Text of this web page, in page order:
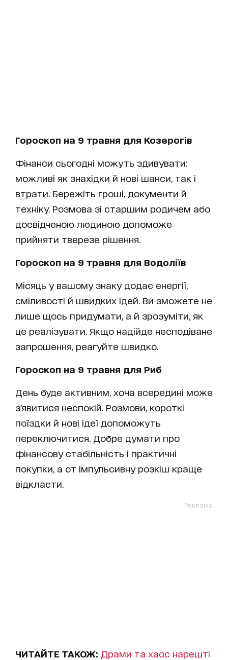
Гороскоп на 9 травня для Козерогів
Фінанси сьогодні можуть здивувати:
можливі як знахідки й нові шанси, так і
втрати. Бережіть гроші, документи й
техніку. Розмова зі старшим родичем або
досвідченою людиною допоможе
прийняти тверезе рішення.
Гороскоп на 9 травня для Водоліїв
Місяць у вашому знаку додає енергії,
сміливості й швидких ідей. Ви зможете не
лише щось придумати, а й зрозуміти, як
це реалізувати. Якщо надійде несподіване
запрошення, реагуйте швидко.
Гороскоп на 9 травня для Риб
День буде активним, хоча всередині може
з’явитися неспокій. Розмови, короткі
поїздки й нові ідеї допоможуть
переключитися. Добре думати про
фінансову стабільність і практичні
покупки, а от імпульсивну розкіш краще
відкласти.
Реклама
ЧИТАЙТЕ ТАКОЖ: Драми та хаос нарешті